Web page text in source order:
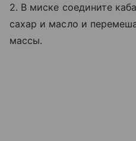
2. В миске соедините
сахар и масло и
массы.